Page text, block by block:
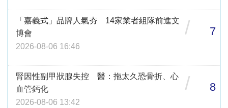
「嘉義式」品牌人氣夯 14家業者組隊前進文
博會
2026-08-06 16:46
/ 7
腎因性副甲狀腺失控 醫：拖太久恐骨折、心
血管鈣化
2026-08-06 13:42
/ 8